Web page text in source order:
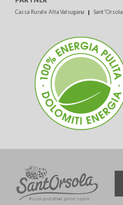
Cassa Rurale Alta Valsugana Sant'Orsola